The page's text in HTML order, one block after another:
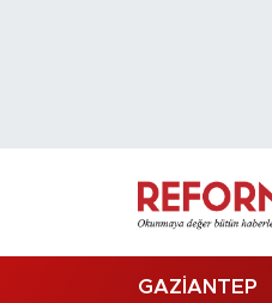
GAZİANTEP
Trafik Durumu
Süper Lig Puan